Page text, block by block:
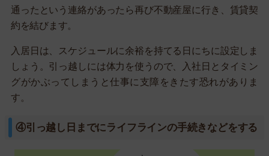
通ったという連絡があったら再び不動産屋に行き、賃貸契
約を結びます。
入居日は、スケジュールに余裕を持てる日にちに設定しま
しょう。引っ越しには体力を使うので、入社日とタイミン
グがかぶってしまうと仕事に支障をきたす恐れがありま
す。
④引っ越し日までにライフラインの手続きなどをする